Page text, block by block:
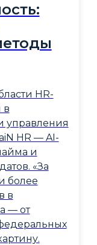
HR-
в
управления
HR — AI-
и
«За
более
в
— от